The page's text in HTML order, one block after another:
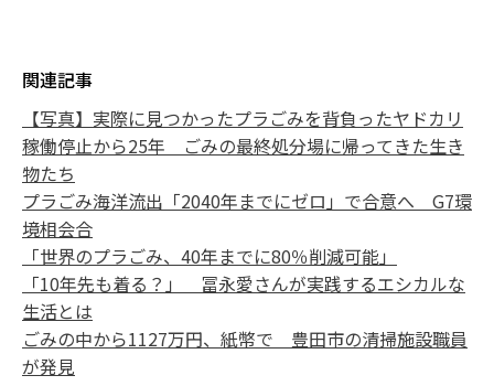
関連記事
【写真】実際に見つかったプラごみを背負ったヤドカリ
稼働停止から25年 ごみの最終処分場に帰ってきた生き
物たち
プラごみ海洋流出「2040年までにゼロ」で合意へ G7環
境相会合
「世界のプラごみ、40年までに80％削減可能」
「10年先も着る？」 冨永愛さんが実践するエシカルな
生活とは
ごみの中から1127万円、紙幣で 豊田市の清掃施設職員
が発見